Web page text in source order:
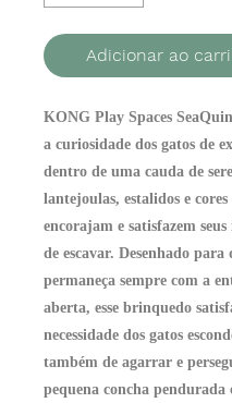
Adicionar ao
KONG Play Spaces
a curiosidade dos gatos de
dentro de uma cauda de
lantejoulas, estalidos e cores
encorajam e satisfazem
de escavar. Desenhado para
permaneça sempre com a
aberta, esse brinquedo
necessidade dos gatos
também de agarrar e
pequena concha pendurada